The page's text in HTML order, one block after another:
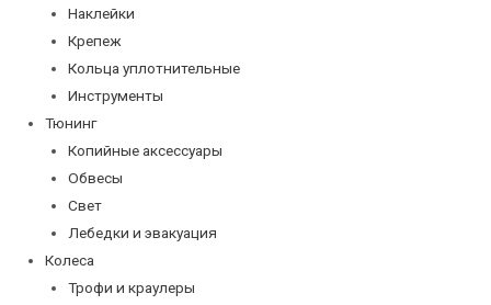
Наклейки
Крепеж
Кольца уплотнительные
Инструменты
Тюнинг
Копийные аксессуары
Обвесы
Свет
Лебедки и эвакуация
Колеса
Трофи и краулеры